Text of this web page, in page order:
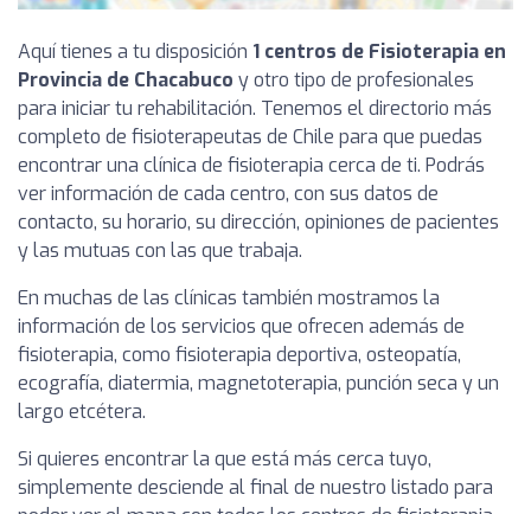
Aquí tienes a tu disposición 1 centros de Fisioterapia en
Provincia de Chacabuco y otro tipo de profesionales
para iniciar tu rehabilitación. Tenemos el directorio más
completo de fisioterapeutas de Chile para que puedas
encontrar una clínica de fisioterapia cerca de ti. Podrás
ver información de cada centro, con sus datos de
contacto, su horario, su dirección, opiniones de pacientes
y las mutuas con las que trabaja.
En muchas de las clínicas también mostramos la
información de los servicios que ofrecen además de
fisioterapia, como fisioterapia deportiva, osteopatía,
ecografía, diatermia, magnetoterapia, punción seca y un
largo etcétera.
Si quieres encontrar la que está más cerca tuyo,
simplemente desciende al final de nuestro listado para